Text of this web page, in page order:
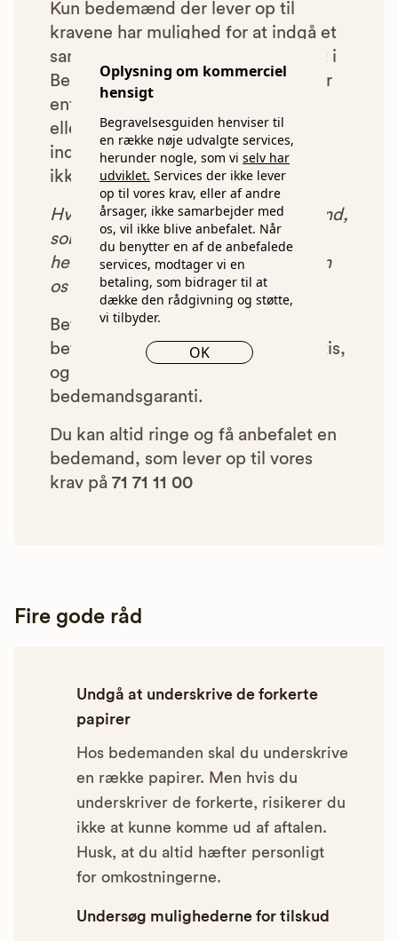
Oplysning om kommerciel
hensigt
Begravelsesguiden henviser til
en række nøje udvalgte services,
herunder nogle, som vi selv har
udviklet. Services der ikke lever
op til vores krav, eller af andre
årsager, ikke samarbejder med
os, vil ikke blive anbefalet. Når
du benytter en af de anbefalede
services, modtager vi en
betaling, som bidrager til at
dække den rådgivning og støtte,
vi tilbyder.
OK
Kun bedemænd der lever op til
kravene har mulighed for at indgå et
samarbejde med os om at blive vist i
Begravelsesguiden. Bedemænd der
enten ikke lever op til vores krav,
eller som af andre årsager ikke har
indgået et samarbejde med os, vil
ikke blive vist i vores anbefalinger.
Hver gang du benytter en bedemand,
som vi har godkendt, anbefalet og
henvist dig til, betaler bedemanden
os et beløb for denne henvisning.
Betalingen for vores henvisninger
betyder, at vores rådgivning er gratis,
og at vi samtidig kan tilbyde vores
bedemandsgaranti.
Du kan altid ringe og få anbefalet en
bedemand, som lever op til vores
krav på 71 71 11 00
Fire gode råd
Undgå at underskrive de forkerte
papirer
Hos bedemanden skal du underskrive
en række papirer. Men hvis du
underskriver de forkerte, risikerer du
ikke at kunne komme ud af aftalen.
Husk, at du altid hæfter personligt
for omkostningerne.
Undersøg mulighederne for tilskud